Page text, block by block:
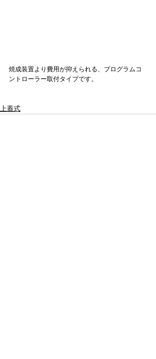
焼成装置より費用が抑えられる、プログラムコ
ントローラー取付タイプです。
上蓋式